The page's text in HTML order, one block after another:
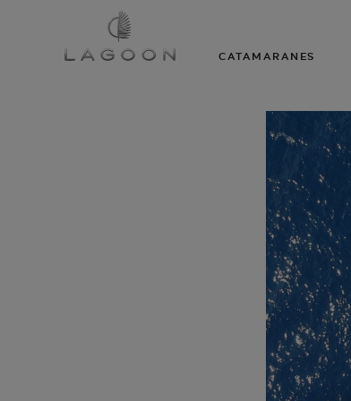
CATAMARANES